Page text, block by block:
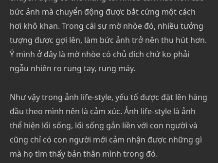
bức ảnh mà chuyển động được bắt cứng một cách
hơi khô khan. Trong cái sự mờ nhòe đó, nhiều tưởng
tượng được gợi lên, làm bức ảnh trở nên thu hút hơn.
Ý mình ở đây là mờ nhòe có chủ đích chứ ko phải
ngẫu nhiên ro rung tay, rung máy.
Như vậy trong ảnh life-style, yếu tố được đặt lên hàng
đầu theo mình nên là cảm xúc. Ảnh life-style là ảnh
thể hiện lối sống, lối sống gắn liền với con người và
cũng chỉ có con người mới cảm nhận được những gì
mà họ tìm thấy bản thân mình trong đó.